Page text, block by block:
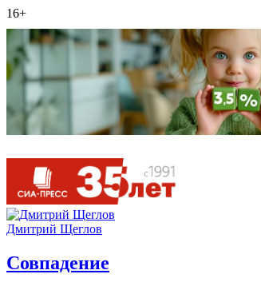
16+
Дмитрий Щеглов
​Совпадение